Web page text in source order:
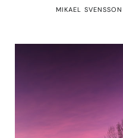
MIKAEL SVENSSON